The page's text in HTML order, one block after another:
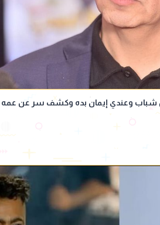
شباب وعندي إيمان بده وكشف سر عن عمه